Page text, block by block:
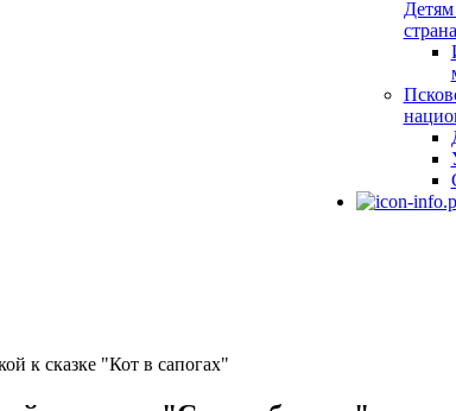
к сказке "Кот в сапогах"